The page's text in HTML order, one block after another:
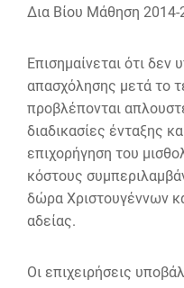
Δια Βίου Μάθηση 2014-
Επισημαίνεται ότι δεν
απασχόλησης μετά το
προβλέπονται
διαδικασίες ένταξης
επιχορήγηση του
κόστους
δώρα Χριστουγέννων
αδείας.
Οι επιχειρήσεις